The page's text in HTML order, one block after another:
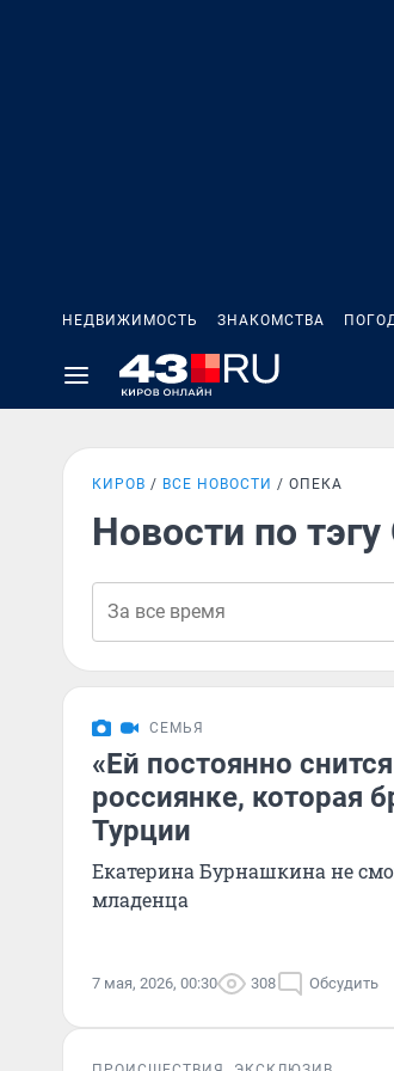
НЕДВИЖИМОСТЬ ЗНАКОМСТВА
КИРОВ ВСЕ НОВОСТИ ОПЕКА
Новости по
СЕМЬЯ
«Ей постоянно
россиянке, которая
Турции
Екатерина Бурнашкина не
младенца
7 мая, 2026, 00:30 308 Обсудить